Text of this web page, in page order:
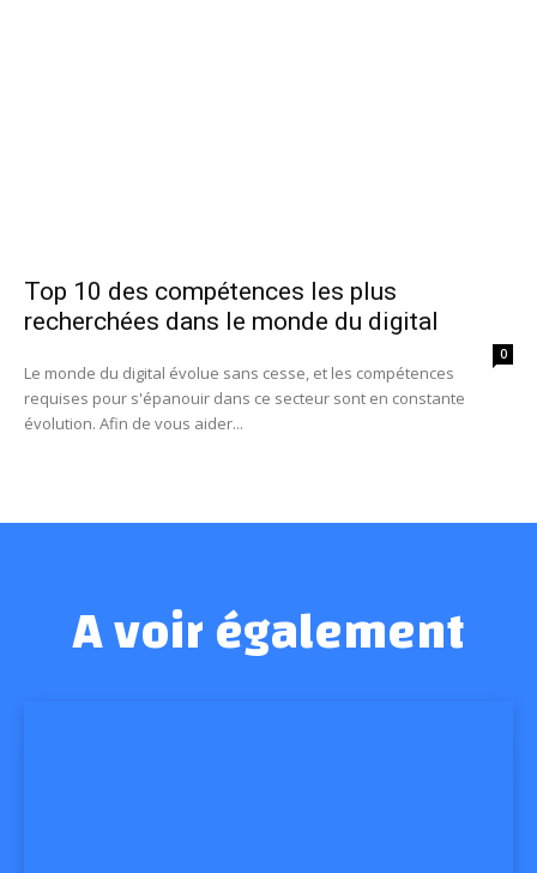
Top 10 des compétences les plus
recherchées dans le monde du digital
0
Le monde du digital évolue sans cesse, et les compétences
requises pour s'épanouir dans ce secteur sont en constante
évolution. Afin de vous aider...
A voir également